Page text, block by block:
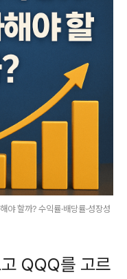
할까? 수익률·배당률·성장성
QQQ를 고르